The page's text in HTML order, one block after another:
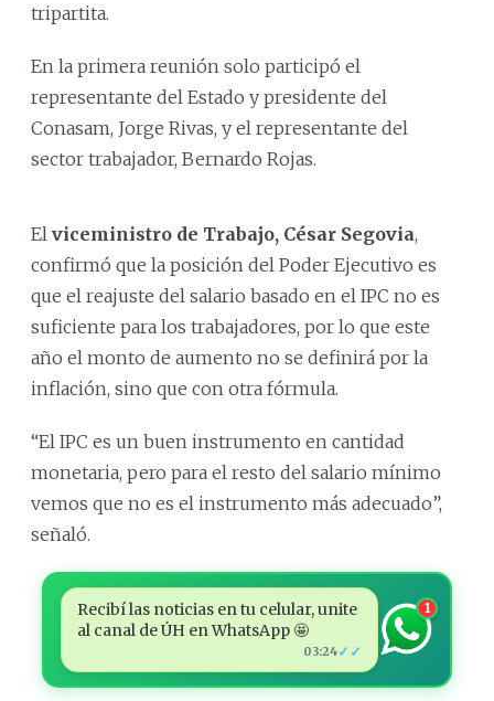
tripartita.
En la primera reunión solo participó el
representante del Estado y presidente del
Conasam, Jorge Rivas, y el representante del
sector trabajador, Bernardo Rojas.
El viceministro de Trabajo, César Segovia,
confirmó que la posición del Poder Ejecutivo es
que el reajuste del salario basado en el IPC no es
suficiente para los trabajadores, por lo que este
año el monto de aumento no se definirá por la
inflación, sino que con otra fórmula.
“El IPC es un buen instrumento en cantidad
monetaria, pero para el resto del salario mínimo
vemos que no es el instrumento más adecuado”,
señaló.
Recibí las noticias en tu celular, unite
al canal de ÚH en WhatsApp 🤩
03:24✓✓
1